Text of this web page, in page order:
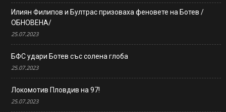
Илиян Филипов и Бултрас призоваха феновете на Ботев /
ОБНОВЕНА/
25.07.2023
БФС удари Ботев със солена глоба
25.07.2023
Локомотив Пловдив на 97!
25.07.2023